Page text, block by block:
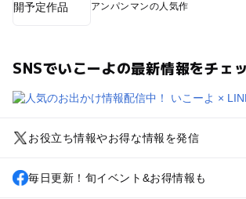
アンパンマンの人気作
SNSでいこーよの最新情報をチェ
お役立ち情報やお得な情報を発信
毎日更新！旬イベント&お得情報も